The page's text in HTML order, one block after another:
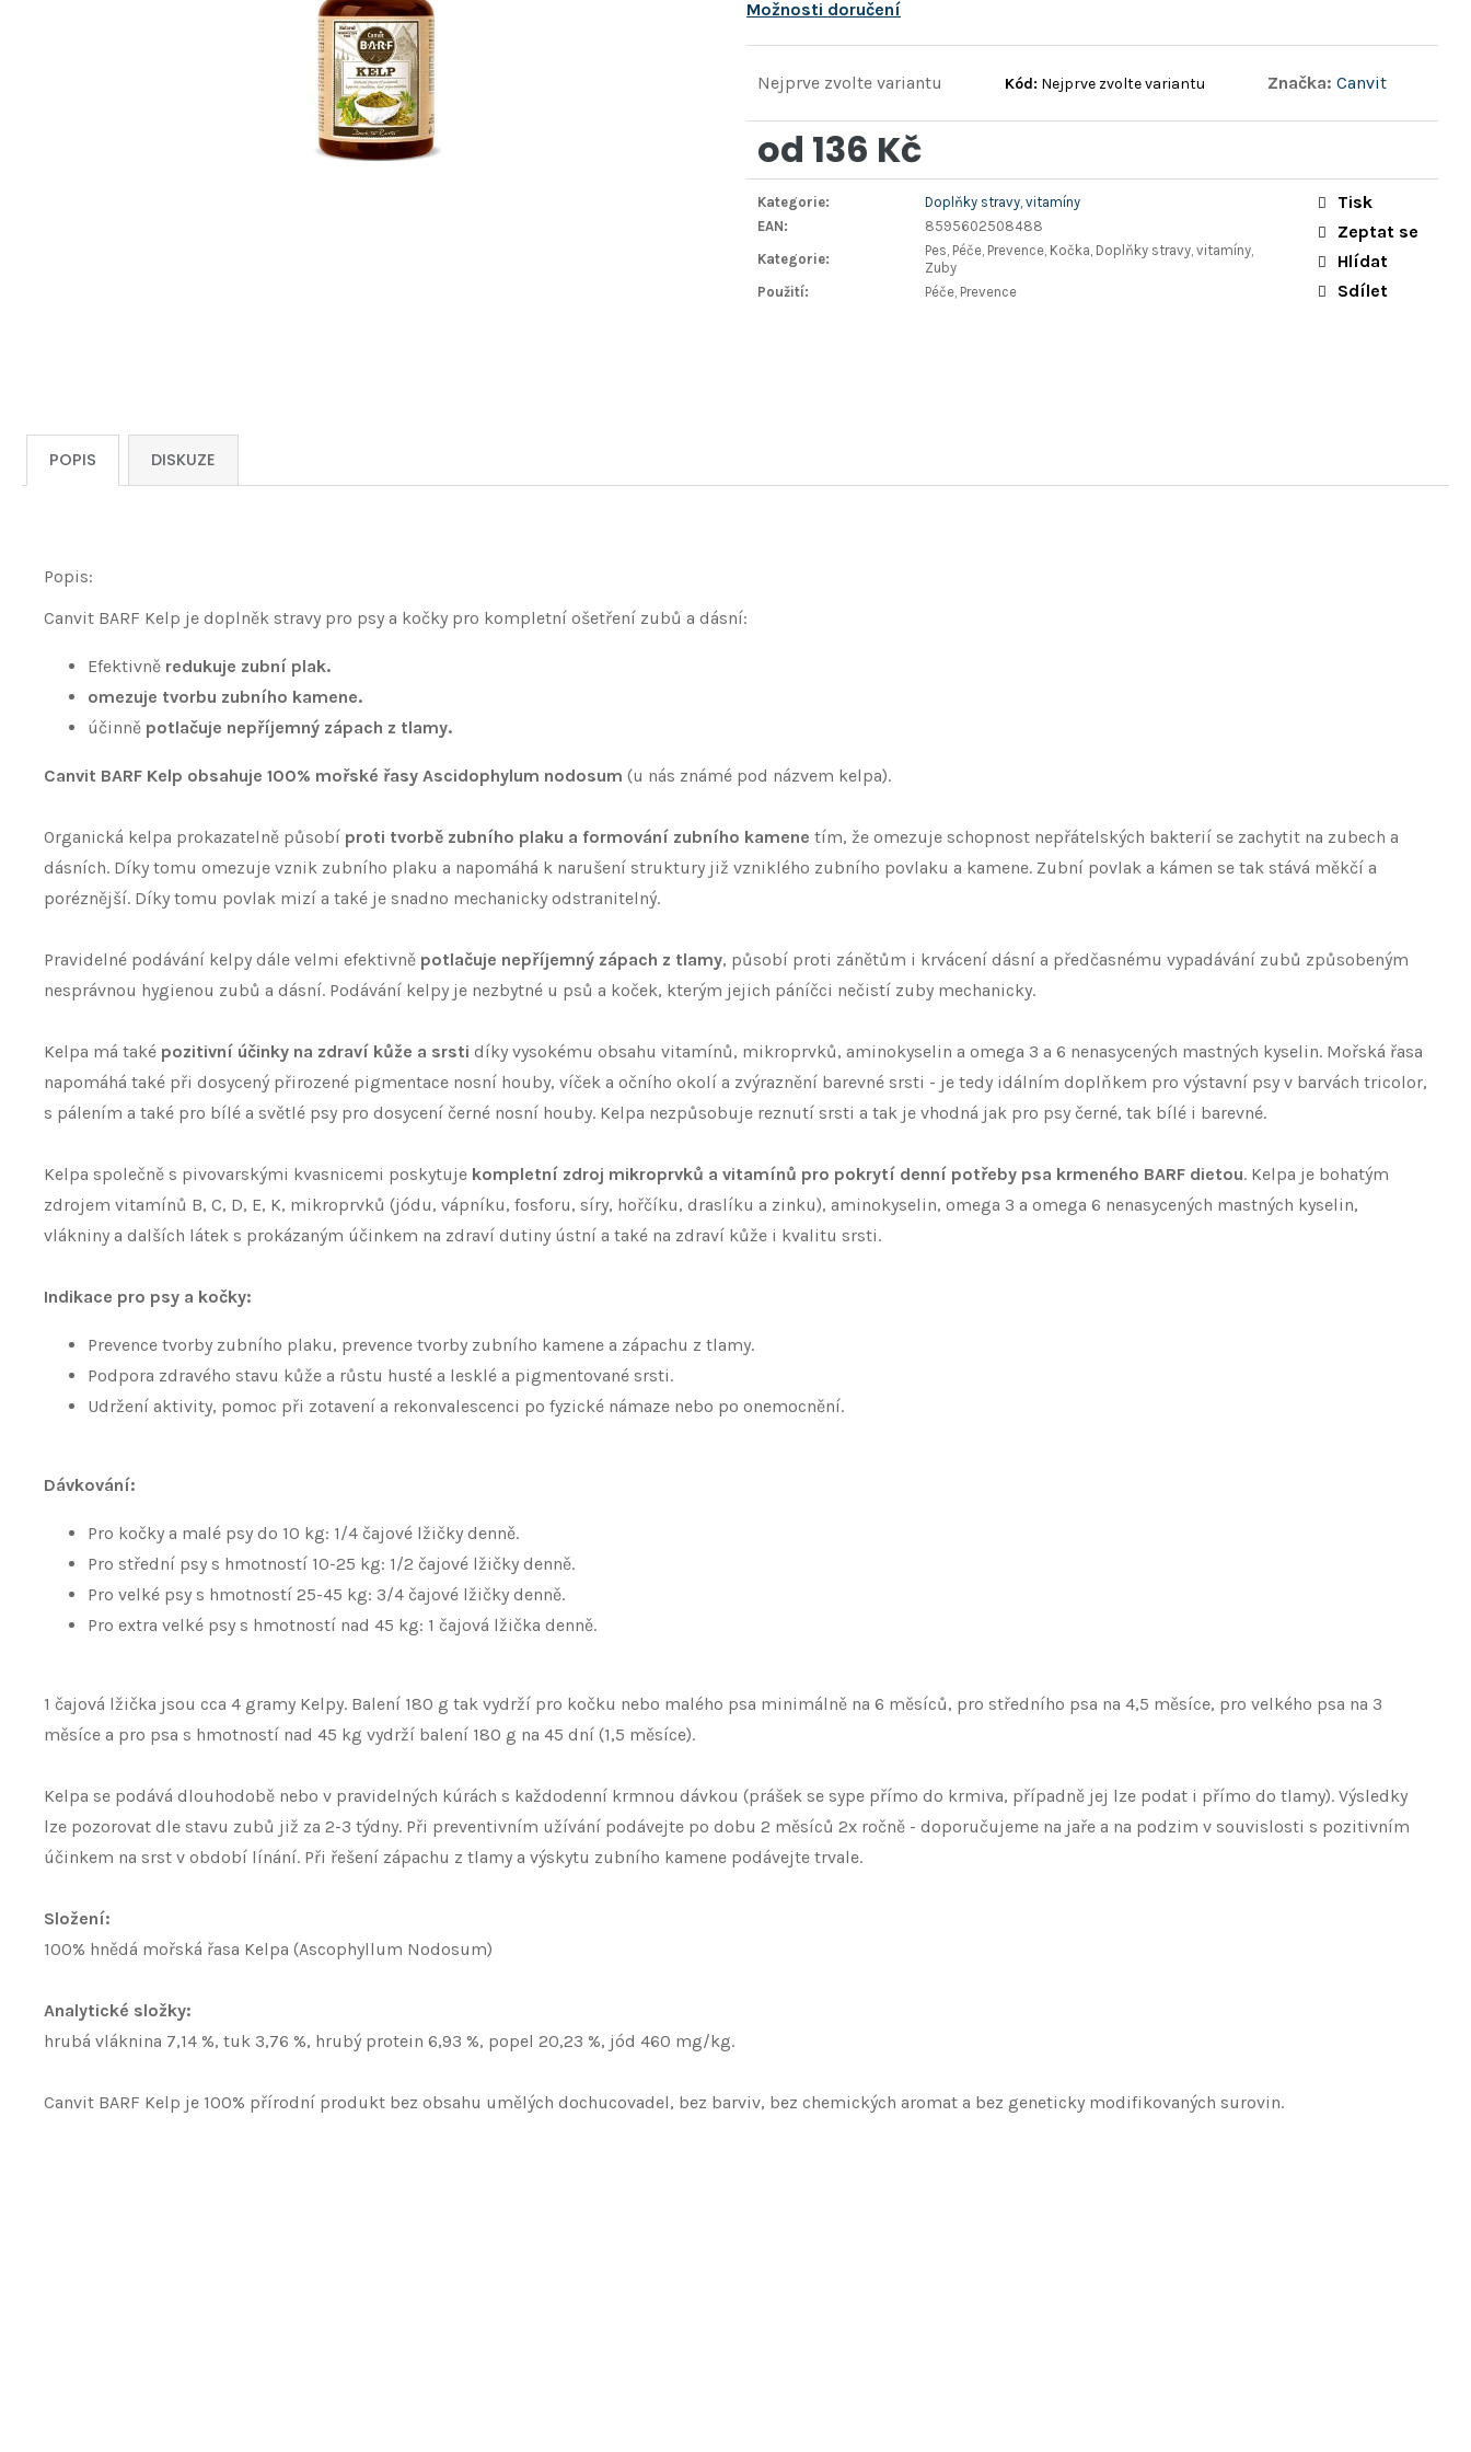
Možnosti doručení
Nejprve zvolte variantu Kód: Nejprve zvolte variantu Značka: Canvit
od 136 Kč
Měrná
cena:
Kategorie:
Doplňky stravy, vitamíny
EAN:
8595602508488
Kategorie:
Pes, Péče, Prevence, Kočka, Doplňky stravy, vitamíny,
Zuby
Použití: Péče, Prevence
Tisk
Zeptat se
Hlídat
Sdílet
POPIS DISKUZE
Popis:
Canvit BARF Kelp je doplněk stravy pro psy a kočky pro kompletní ošetření zubů a dásní:
Efektivně redukuje zubní plak.
omezuje tvorbu zubního kamene.
účinně potlačuje nepříjemný zápach z tlamy.
Canvit BARF Kelp obsahuje 100% mořské řasy Ascidophylum nodosum (u nás známé pod názvem kelpa).
Organická kelpa prokazatelně působí proti tvorbě zubního plaku a formování zubního kamene tím, že omezuje schopnost nepřátelských bakterií se zachytit na zubech a
dásních. Díky tomu omezuje vznik zubního plaku a napomáhá k narušení struktury již vzniklého zubního povlaku a kamene. Zubní povlak a kámen se tak stává měkčí a
poréznější. Díky tomu povlak mizí a také je snadno mechanicky odstranitelný.
Pravidelné podávání kelpy dále velmi efektivně potlačuje nepříjemný zápach z tlamy, působí proti zánětům i krvácení dásní a předčasnému vypadávání zubů způsobeným
nesprávnou hygienou zubů a dásní. Podávání kelpy je nezbytné u psů a koček, kterým jejich páníčci nečistí zuby mechanicky.
Kelpa má také pozitivní účinky na zdraví kůže a srsti díky vysokému obsahu vitamínů, mikroprvků, aminokyselin a omega 3 a 6 nenasycených mastných kyselin. Mořská řasa
napomáhá také při dosycený přirozené pigmentace nosní houby, víček a očního okolí a zvýraznění barevné srsti - je tedy idálním doplňkem pro výstavní psy v barvách tricolor,
s pálením a také pro bílé a světlé psy pro dosycení černé nosní houby. Kelpa nezpůsobuje reznutí srsti a tak je vhodná jak pro psy černé, tak bílé i barevné.
Kelpa společně s pivovarskými kvasnicemi poskytuje kompletní zdroj mikroprvků a vitamínů pro pokrytí denní potřeby psa krmeného BARF dietou. Kelpa je bohatým
zdrojem vitamínů B, C, D, E, K, mikroprvků (jódu, vápníku, fosforu, síry, hořčíku, draslíku a zinku), aminokyselin, omega 3 a omega 6 nenasycených mastných kyselin,
vlákniny a dalších látek s prokázaným účinkem na zdraví dutiny ústní a také na zdraví kůže i kvalitu srsti.
Indikace pro psy a kočky:
Prevence tvorby zubního plaku, prevence tvorby zubního kamene a zápachu z tlamy.
Podpora zdravého stavu kůže a růstu husté a lesklé a pigmentované srsti.
Udržení aktivity, pomoc při zotavení a rekonvalescenci po fyzické námaze nebo po onemocnění.
Dávkování:
Pro kočky a malé psy do 10 kg: 1/4 čajové lžičky denně.
Pro střední psy s hmotností 10-25 kg: 1/2 čajové lžičky denně.
Pro velké psy s hmotností 25-45 kg: 3/4 čajové lžičky denně.
Pro extra velké psy s hmotností nad 45 kg: 1 čajová lžička denně.
1 čajová lžička jsou cca 4 gramy Kelpy. Balení 180 g tak vydrží pro kočku nebo malého psa minimálně na 6 měsíců, pro středního psa na 4,5 měsíce, pro velkého psa na 3
měsíce a pro psa s hmotností nad 45 kg vydrží balení 180 g na 45 dní (1,5 měsíce).
Kelpa se podává dlouhodobě nebo v pravidelných kúrách s každodenní krmnou dávkou (prášek se sype přímo do krmiva, případně jej lze podat i přímo do tlamy). Výsledky
lze pozorovat dle stavu zubů již za 2-3 týdny. Při preventivním užívání podávejte po dobu 2 měsíců 2x ročně - doporučujeme na jaře a na podzim v souvislosti s pozitivním
účinkem na srst v období línání. Při řešení zápachu z tlamy a výskytu zubního kamene podávejte trvale.
Složení:
100% hnědá mořská řasa Kelpa (Ascophyllum Nodosum)
Analytické složky:
hrubá vláknina 7,14 %, tuk 3,76 %, hrubý protein 6,93 %, popel 20,23 %, jód 460 mg/kg.
Canvit BARF Kelp je 100% přírodní produkt bez obsahu umělých dochucovadel, bez barviv, bez chemických aromat a bez geneticky modifikovaných surovin.